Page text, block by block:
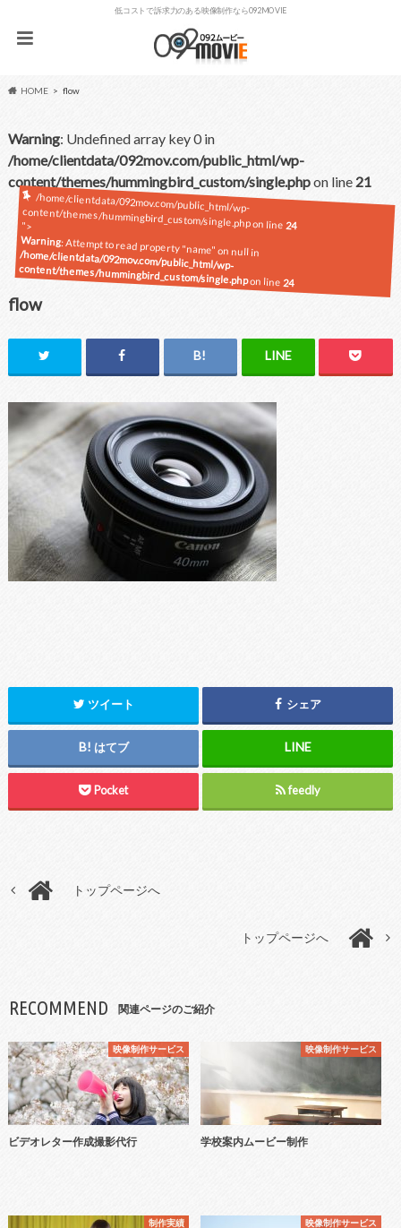
低コストで訴求力のある映像制作なら092MOVIE
HOME flow
Warning: Undefined array key 0 in
/home/clientdata/092mov.com/public_html/wp-
content/themes/hummingbird_custom/single.phpon line 21
/home/clientdata/092mov.com/public_html/wp-
content/themes/hummingbird_custom/single.php on line 24
">
Warning: Attempt to read property "name" on null in
/home/clientdata/092mov.com/public_html/wp-
content/themes/hummingbird_custom/single.phpon line 24
flow
ツイート シェア
はてブ
Pocket feedly
トップページへ
トップページへ
RECOMMEND 関連ページのご紹介
映像制作サービス
ビデオレター作成撮影代行
映像制作サービス
学校案内ムービー制作
制作実績 映像制作サービス